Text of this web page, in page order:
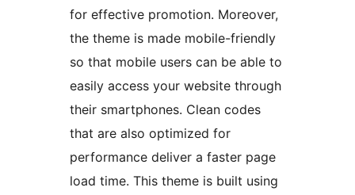
for effective promotion. Moreover,
the theme is made mobile-friendly
so that mobile users can be able to
easily access your website through
their smartphones. Clean codes
that are also optimized for
performance deliver a faster page
load time. This theme is built using